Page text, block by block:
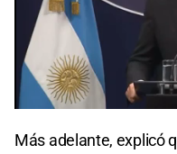
seconds
of
Más adelante, explicó